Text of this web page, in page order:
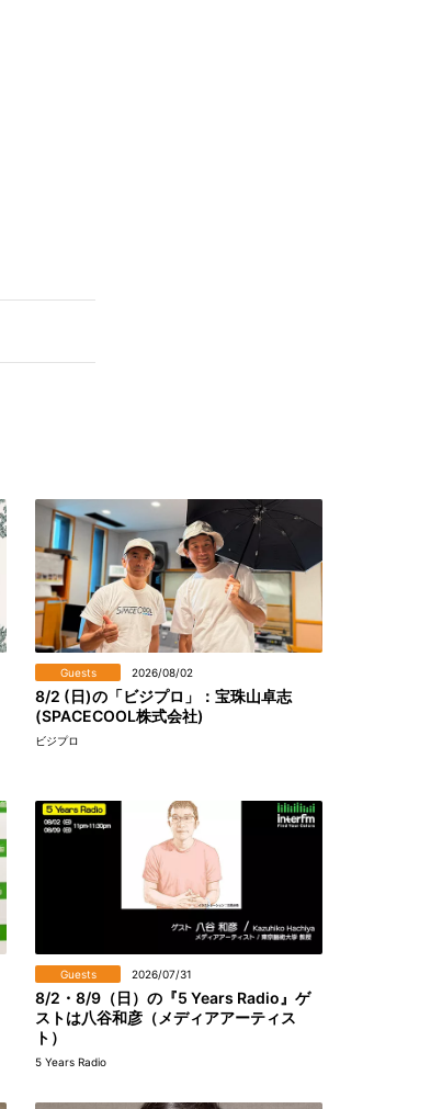
Guests 2026/08/02
8/2 (日)の「ビジプロ」：宝珠山卓志
(SPACECOOL株式会社)
ビジプロ
Guests 2026/07/31
8/2・8/9（日）の『5 Years Radio』ゲ
ストは八谷和彦（メディアアーティス
ト）
5 Years Radio